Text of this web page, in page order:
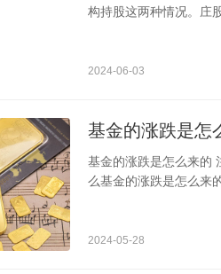
构持股这两种情况。庄
2024-06-03
基金的涨跌是怎么来的 注意这些方面就可以 在投资基金时很多人会关注基金的涨跌，那
么基金的涨跌是怎么来
2024-05-28